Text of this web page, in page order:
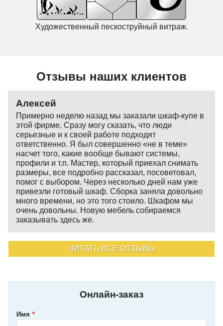
Художественный пескоструйный витраж.
Отзывы наших клиентов
Алексей
Примерно неделю назад мы заказали шкаф-купе в
этой фирме. Сразу могу сказать, что люди
серьезные и к своей работе подходят
ответственно. Я был совершенно «не в теме»
насчет того, какие вообще бывают системы,
профили и т.п. Мастер, который приехал снимать
размеры, все подробно рассказал, посоветовал,
помог с выбором. Через несколько дней нам уже
привезли готовый шкаф. Сборка заняла довольно
много времени, но это того стоило. Шкафом мы
очень довольны. Новую мебель собираемся
заказывать здесь же.
ЧИТАТЬ ВСЕ ОТЗЫВЫ
Онлайн-заказ
Имя